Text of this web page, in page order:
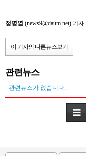
정명열 (news9@daum.net) 기자
이 기자의 다른뉴스보기
관련뉴스
- 관련뉴스가 없습니다.